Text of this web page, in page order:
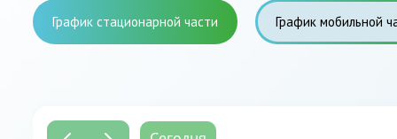
График стационарной части График мобильной